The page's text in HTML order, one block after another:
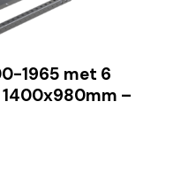
1965 met 6
–